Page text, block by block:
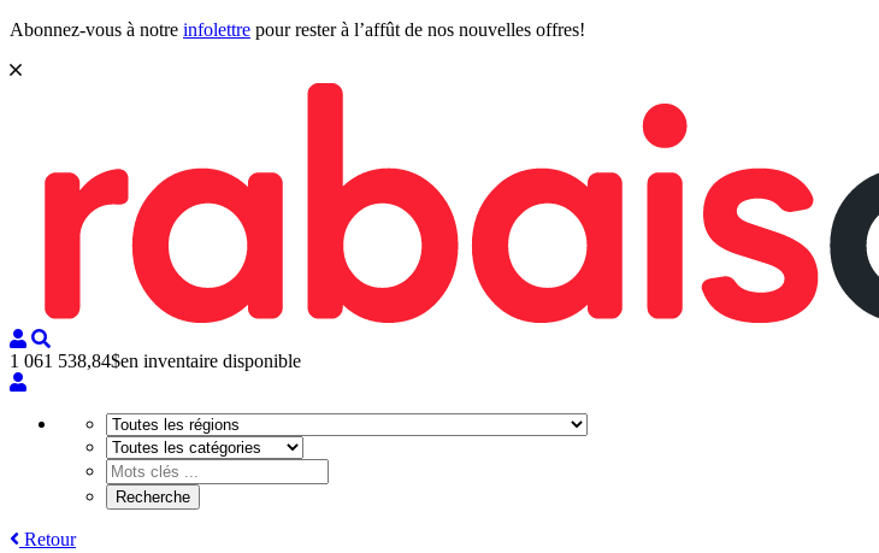
Abonnez-vous à notre infolettre pour rester à l’affût de nos nouvelles offres!
1 061 538,84$en inventaire disponible
Retour